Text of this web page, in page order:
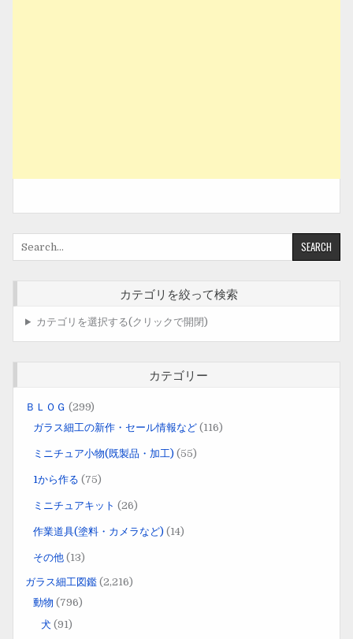
カテゴリを絞って検索
カテゴリを選択する(クリックで開閉)
カテゴリー
ＢＬＯＧ (299)
ガラス細工の新作・セール情報など (116)
ミニチュア小物(既製品・加工) (55)
1から作る (75)
ミニチュアキット (26)
作業道具(塗料・カメラなど) (14)
その他 (13)
ガラス細工図鑑 (2,216)
動物 (796)
犬 (91)